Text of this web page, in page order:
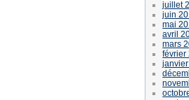
juillet
juin
mai
avril
mars
février